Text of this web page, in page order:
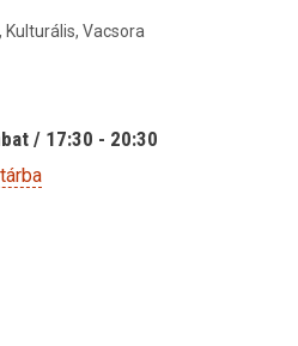
, Kulturális, Vacsora
/ 17:30 - 20:30